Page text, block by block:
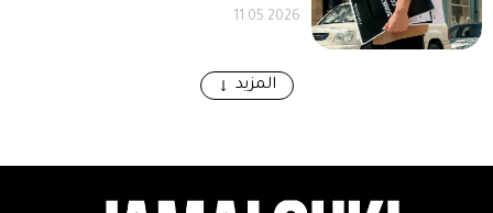
11.05.2026
المزيد